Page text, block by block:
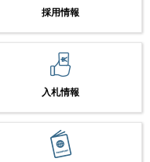
採用情報
入札情報